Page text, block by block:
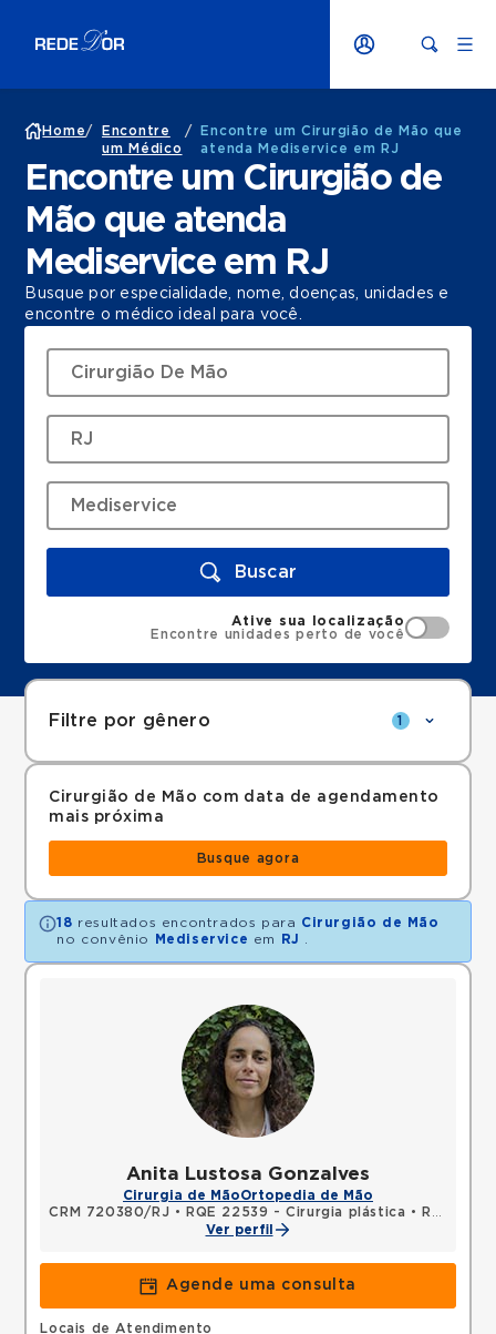
Home/
Encontre
um Médico
/
Encontre um Cirurgião de Mão que
atenda Mediservice em RJ
Encontre um Cirurgião de
Mão que atenda
Mediservice em RJ
Busque por especialidade, nome, doenças, unidades e
encontre o médico ideal para você.
Buscar
Ative sua localização
Encontre unidades perto de você
Filtre por gênero 1
Cirurgião de Mão com data de agendamento
mais próxima
Busque agora
18 resultados encontrados para Cirurgião de Mão
no convênio
Mediservice em RJ
Anita Lustosa Gonzalves
Cirurgia de MãoOrtopedia de Mão
CRM 720380/RJ • RQE 22539 - Cirurgia plástica •
RQE 22540 - Cirurgia da mão
Ver perfil
Agende uma consulta
Locais de Atendimento